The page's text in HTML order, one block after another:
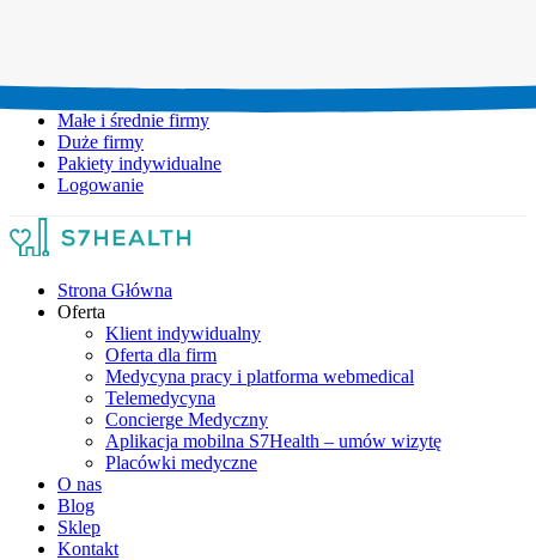
Małe i średnie firmy
Duże firmy
Pakiety indywidualne
Logowanie
Strona Główna
Oferta
Klient indywidualny
Oferta dla firm
Medycyna pracy i platforma webmedical
Telemedycyna
Concierge Medyczny
Aplikacja mobilna S7Health – umów wizytę
Placówki medyczne
O nas
Blog
Sklep
Kontakt